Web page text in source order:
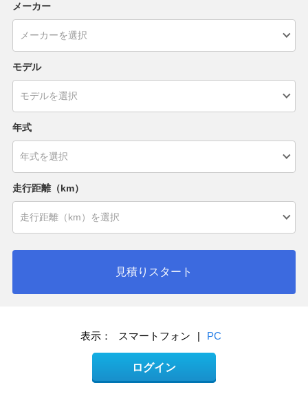
メーカー
モデル
年式
走行距離（km）
見積りスタート
表示： スマートフォン | PC
ログイン